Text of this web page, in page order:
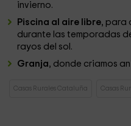
invierno.
Piscina al aire libre, para
durante las temporadas
rayos del sol.
Granja, donde criamos
Casas Rurales Cataluña Casas